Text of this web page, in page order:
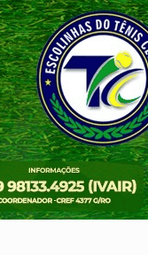
escola